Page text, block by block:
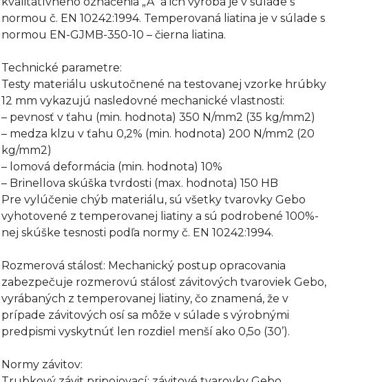
normou č. EN 10242:1994. Temperovaná liatina je v súlade s
normou EN-GJMB-350-10 – čierna liatina.
Technické parametre:
Testy materiálu uskutočnené na testovanej vzorke hrúbky
12 mm vykazujú nasledovné mechanické vlastnosti:
– pevnosť v ťahu (min. hodnota) 350 N/mm2 (35 kg/mm2)
– medza klzu v ťahu 0,2% (min. hodnota) 200 N/mm2 (20
kg/mm2)
– lomová deformácia (min. hodnota) 10%
– Brinellova skúška tvrdosti (max. hodnota) 150 HB
Pre vylúčenie chýb materiálu, sú všetky tvarovky Gebo
vyhotovené z temperovanej liatiny a sú podrobené 100%-
nej skúške tesnosti podľa normy č. EN 10242:1994.
Rozmerová stálosť: Mechanický postup opracovania
zabezpečuje rozmerovú stálosť závitových tvaroviek Gebo,
vyrábaných z temperovanej liatiny, čo znamená, že v
prípade závitových osí sa môže v súlade s výrobnými
predpismi vyskytnúť len rozdiel menší ako 0,5o (30’).
Normy závitov: